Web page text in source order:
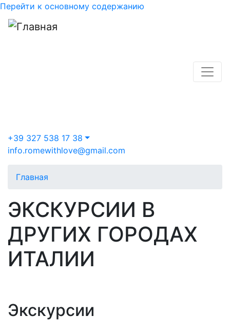
Перейти к основному содержанию
+39 327 538 17 38
info.romewithlove@gmail.com
Главная
ЭКСКУРСИИ В
ДРУГИХ ГОРОДАХ
ИТАЛИИ
Экскурсии